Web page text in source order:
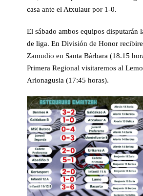
casa ante el Atxulaur por 1-0.
El sábado ambos equipos disputarán
de liga. En División de Honor
Zamudio en Santa Bárbara (18.15
Primera Regional visitaremos al
Arlonagusia (17:45 horas).